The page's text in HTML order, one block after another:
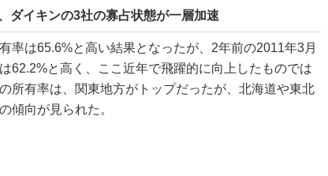
ダイキンの3社の寡占状態が一層加速
率は65.6%と高い結果となったが、2年前の2011年3月
62.2%と高く、ここ近年で飛躍的に向上したものでは
所有率は、関東地方がトップだったが、北海道や東北
傾向が見られた。